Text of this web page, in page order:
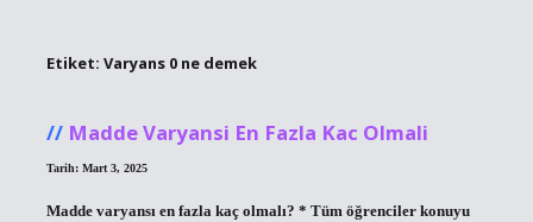
Etiket: Varyans 0 ne demek
Madde Varyansi En Fazla Kac Olmali
Tarih: Mart 3, 2025
Madde varyansı en fazla kaç olmalı? * Tüm öğrenciler konuyu